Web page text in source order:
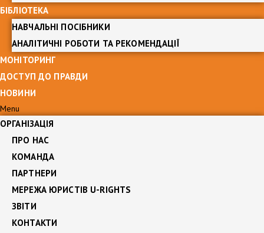
БІБЛІОТЕКА
НАВЧАЛЬНІ ПОСІБНИКИ
АНАЛІТИЧНІ РОБОТИ ТА РЕКОМЕНДАЦІЇ
МОНІТОРИНГ
ДОСТУП ДО ПРАВДИ
НОВИНИ
Menu
ОРГАНІЗАЦІЯ
ПРО НАС
КОМАНДА
ПАРТНЕРИ
МЕРЕЖА ЮРИСТІВ U-RIGHTS
ЗВІТИ
КОНТАКТИ